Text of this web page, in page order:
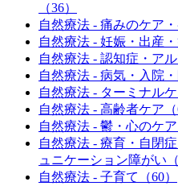
（36）
自然療法 - 痛みのケア
自然療法 - 妊娠・出産・
自然療法 - 認知症・アル
自然療法 - 病気・入院
自然療法 - ターミナル
自然療法 - 高齢者ケア（
自然療法 - 鬱・心のケア
自然療法 - 療育・自閉
ュニケーション障がい（
自然療法 - 子育て（60）